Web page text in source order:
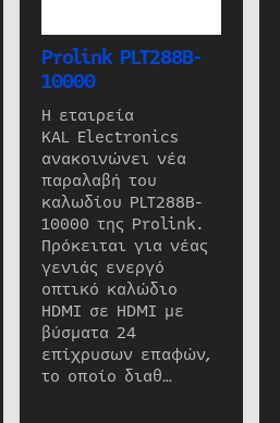
Prolink PLT288B-
10000
Η εταιρεία
KAL Electronics
ανακοινώνει νέα
παραλαβή του
καλωδίου PLT288B-
10000 της Prolink.
Πρόκειται για νέας
γενιάς ενεργό
οπτικό καλώδιο
HDMI σε HDMI με
βύσματα 24
επίχρυσων επαφών,
το οποίο διαθ…